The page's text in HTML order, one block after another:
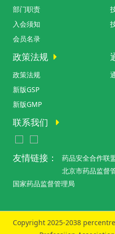
部门职责
入会须知
会员名录
政策法规
政策法规
新版GSP
新版GMP
联系我们
友情链接： 药品安全合作联
北京市药品监督
国家药品监督管理局
Copyright 2025-2038